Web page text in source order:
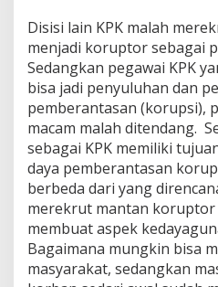
Disisi lain KPK malah
menjadi koruptor sebagai
Sedangkan pegawai KPK
bisa jadi penyuluhan dan
pemberantasan (korupsi),
macam malah ditendang.
sebagai KPK memiliki
daya pemberantasan
berbeda dari yang
merekrut mantan koruptor
membuat aspek
Bagaimana mungkin bisa
masyarakat, sedangkan